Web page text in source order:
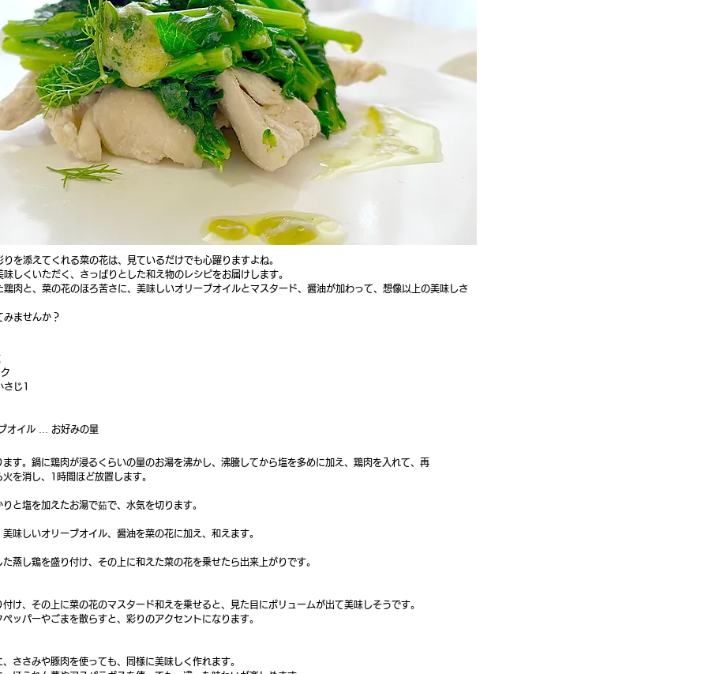
を添えてくれる菜の花は、見ているだけでも心躍りますよね。
しくいただく、さっぱりとした和え物のレシピをお届けします。
鶏肉と、菜の花のほろ苦さに、美味しいオリーブオイルとマスタード、醤油が加わって、想像以上の美味しさ
みませんか？
じ1
オイル … お好みの量
ます。鍋に鶏肉が浸るくらいの量のお湯を沸かし、沸騰してから塩を多めに加え、鶏肉を入れて、再
火を消し、1時間ほど放置します。
と塩を加えたお湯で茹で、水気を切ります。
味しいオリーブオイル、醤油を菜の花に加え、和えます。
た蒸し鶏を盛り付け、その上に和えた菜の花を乗せたら出来上がりです。
け、その上に菜の花のマスタード和えを乗せると、見た目にボリュームが出て美味しそうです。
ッパーやごまを散らすと、彩りのアクセントになります。
ささみや豚肉を使っても、同様に美味しく作れます。